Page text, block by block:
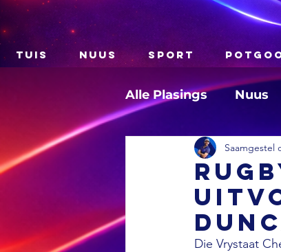
TUIS NUUS SPORT
Alle Plasings Nuus
Saamgestel
Die Vrystaat